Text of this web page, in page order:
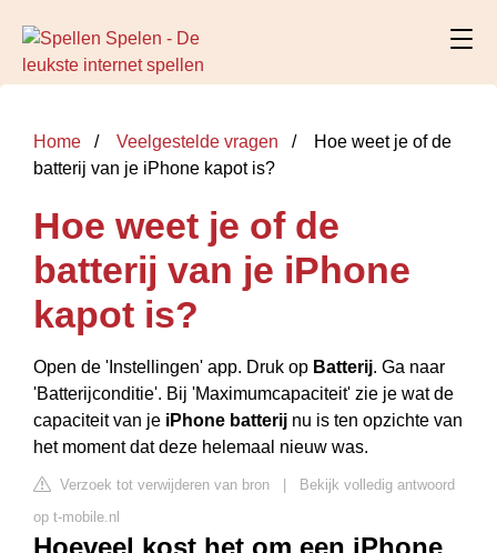
Home Veelgestelde vragen
Hoe weet je of de
batterij van je iPhone kapot is?
Hoe weet je of de
batterij van je iPhone
kapot is?
Open de 'Instellingen' app. Druk op Batterij. Ga naar
'Batterijconditie'. Bij 'Maximumcapaciteit' zie je wat de
capaciteit van je iPhone batterij nu is ten opzichte van
het moment dat deze helemaal nieuw was.
Verzoek tot verwijderen van bron
Bekijk volledig antwoord
op t-mobile.nl
Hoeveel kost het om een iPhone